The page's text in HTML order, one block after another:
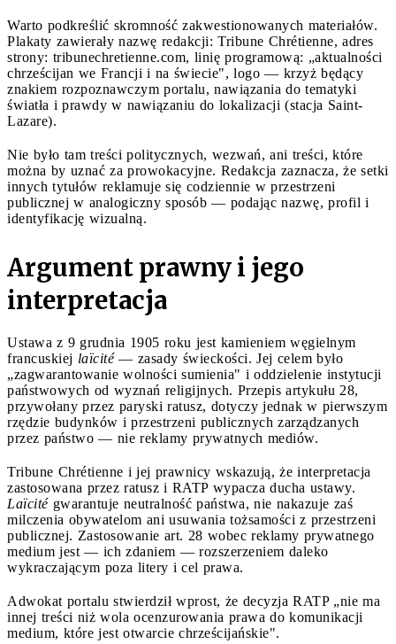
Warto podkreślić skromność zakwestionowanych materiałów.
Plakaty zawierały nazwę redakcji: Tribune Chrétienne, adres
strony: tribunechretienne.com, linię programową: „aktualności
chrześcijan we Francji i na świecie", logo — krzyż będący
znakiem rozpoznawczym portalu, nawiązania do tematyki
światła i prawdy w nawiązaniu do lokalizacji (stacja Saint-
Lazare).
Nie było tam treści politycznych, wezwań, ani treści, które
można by uznać za prowokacyjne. Redakcja zaznacza, że setki
innych tytułów reklamuje się codziennie w przestrzeni
publicznej w analogiczny sposób — podając nazwę, profil i
identyfikację wizualną.
Argument prawny i jego
interpretacja
Ustawa z 9 grudnia 1905 roku jest kamieniem węgielnym
francuskiej laïcité— zasady świeckości. Jej celem było
„zagwarantowanie wolności sumienia" i oddzielenie instytucji
państwowych od wyznań religijnych. Przepis artykułu 28,
przywołany przez paryski ratusz, dotyczy jednak w pierwszym
rzędzie budynków i przestrzeni publicznych zarządzanych
przez państwo — nie reklamy prywatnych mediów.
Tribune Chrétienne i jej prawnicy wskazują, że interpretacja
zastosowana przez ratusz i RATP wypacza ducha ustawy.
Laïcitégwarantuje neutralność państwa, nie nakazuje zaś
milczenia obywatelom ani usuwania tożsamości z przestrzeni
publicznej. Zastosowanie art. 28 wobec reklamy prywatnego
medium jest — ich zdaniem — rozszerzeniem daleko
wykraczającym poza litery i cel prawa.
Adwokat portalu stwierdził wprost, że decyzja RATP „nie ma
innej treści niż wola ocenzurowania prawa do komunikacji
medium, które jest otwarcie chrześcijańskie".